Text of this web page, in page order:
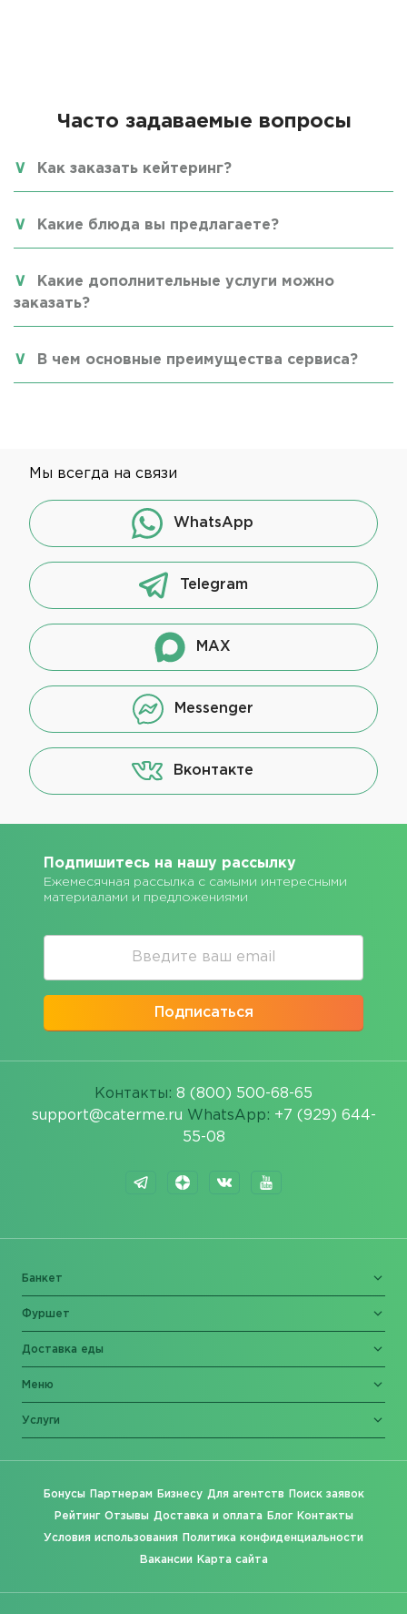
Часто задаваемые вопросы
Как заказать кейтеринг?
Какие блюда вы предлагаете?
Какие дополнительные услуги можно
заказать?
В чем основные преимущества сервиса?
Мы всегда на связи
WhatsApp
Telegram
MAX
Messenger
Вконтакте
Подпишитесь на нашу рассылку
Ежемесячная рассылка с самыми интересными
материалами и предложениями
Подписаться
Контакты: 8 (800) 500-68-65
support@caterme.ru WhatsApp: +7 (929) 644-
55-08
Банкет
Фуршет
Доставка еды
Меню
Услуги
Бонусы Партнерам Бизнесу Для агентств Поиск заявок
Рейтинг Отзывы Доставка и оплата Блог Контакты
Условия использования Политика конфиденциальности
Вакансии Карта сайта